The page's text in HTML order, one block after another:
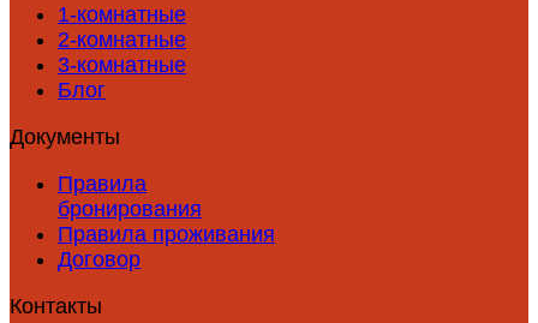
1-комнатные
2-комнатные
3-комнатные
Блог
Документы
Правила
бронирования
Правила проживания
Договор
Контакты